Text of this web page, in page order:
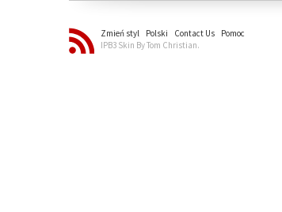
Zmień styl Polski Contact Us
Pomoc
IPB3 Skin By Tom Christian.